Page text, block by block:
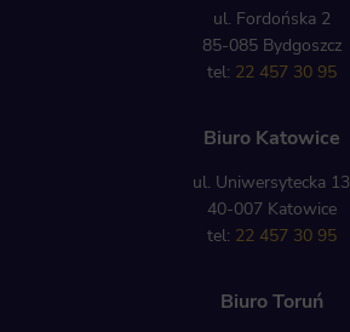
ul. Fordońska 2
85-085 Bydgoszcz
tel: 22 457 30 95
Biuro Katowice
ul. Uniwersytecka 13
40-007 Katowice
tel: 22 457 30 95
Biuro Toruń